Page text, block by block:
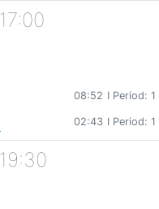
17:00
08:52 I Period: 1
02:43 I Period: 1
19:30